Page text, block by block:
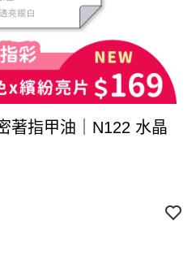
著指甲油｜N122 水晶